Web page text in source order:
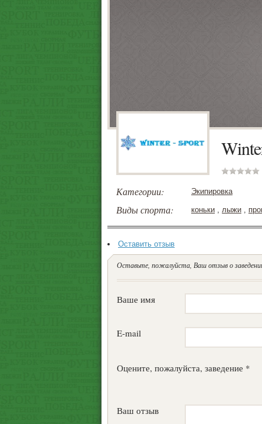
Категории: Экипировка
Виды спорта: коньки , лыжи ,
Оставить отзыв
Оставьте, пожалуйста, Ваш отзыв о
Ваше имя
E-mail
Оцените, пожалуйста, заведение *
Ваш отзыв